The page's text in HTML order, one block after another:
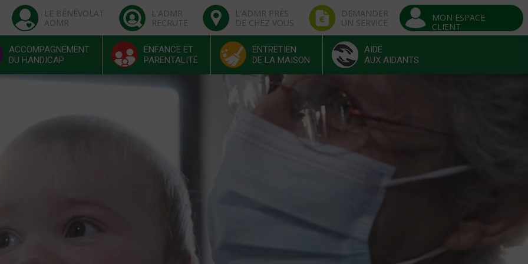
LE BÉNÉVOLAT
ADMR
L'ADMR
RECRUTE
L'ADMR PRÈS
DE CHEZ VOUS
DEMANDER
UN SERVICE
MON ESPACE
CLIENT
ACCOMPAGNEMENT
DU HANDICAP
ENFANCE ET
PARENTALITÉ
ENTRETIEN
DE LA MAISON
AIDE
AUX AIDANTS